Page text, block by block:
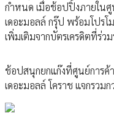
กำหนด เมื่อช้อปปิ้งภายในศู
เดอะมอลล์ กรุ๊ป พร้อมโปร
เพิ่มเติมจากบัตรเครดิตที่ร่วม
ช้อปสนุกยกแก๊งที่ศูนย์การค้
เดอะมอลล์ โคราช แจกรวม